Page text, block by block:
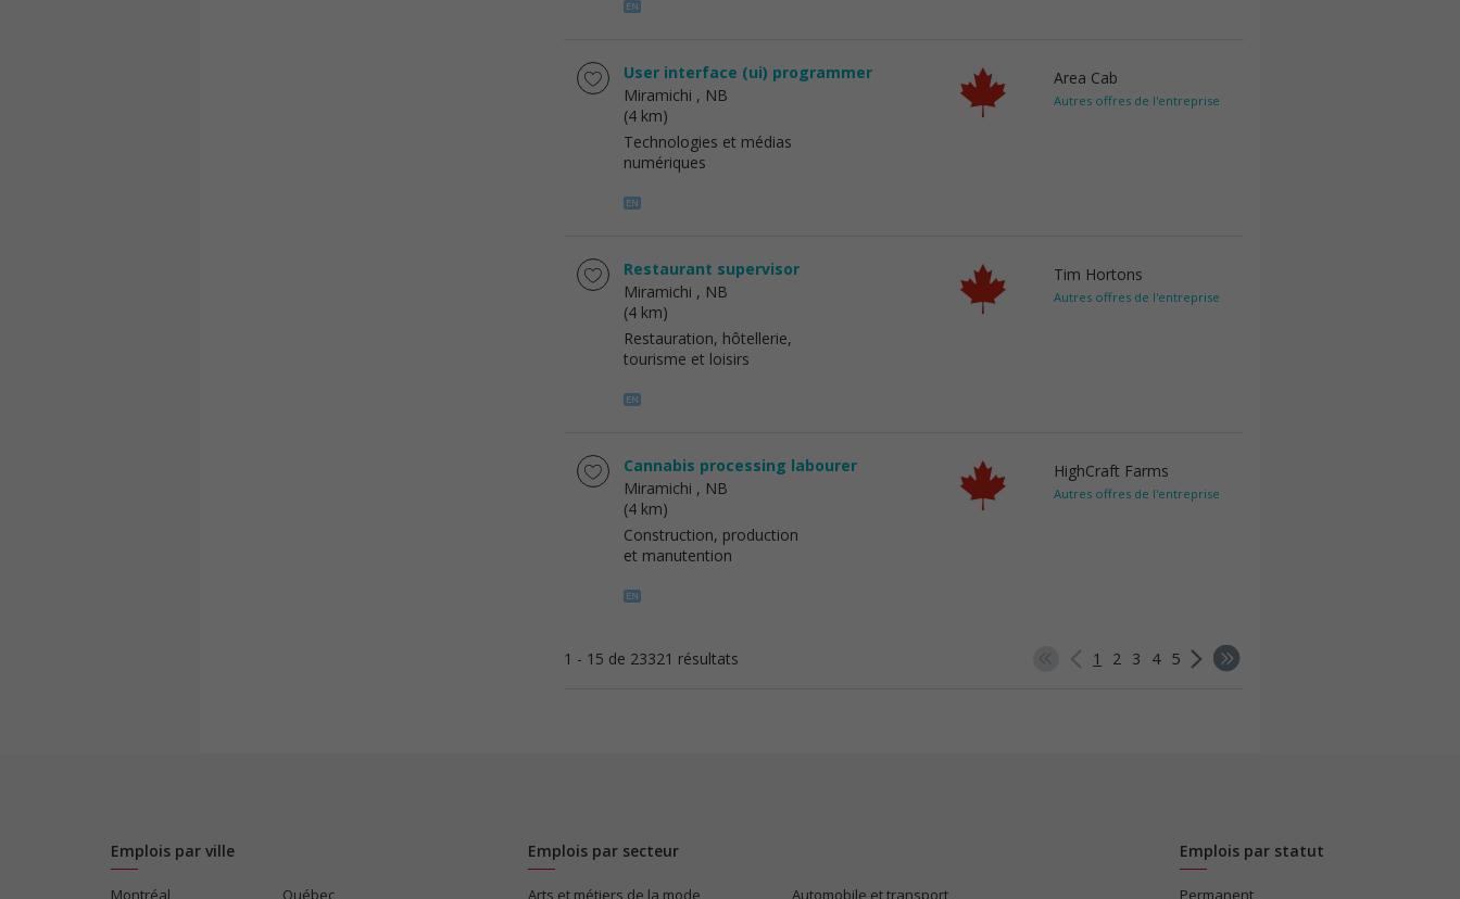
User interface (ui) programmer
Miramichi , NB
(4 km)
Technologies et médias
numériques
Area Cab
Autres offres de l'entreprise
Restaurant supervisor
Miramichi , NB
(4 km)
Restauration, hôtellerie,
tourisme et loisirs
Tim Hortons
Autres offres de l'entreprise
Cannabis processing labourer
Miramichi , NB
(4 km)
Construction, production
et manutention
HighCraft Farms
Autres offres de l'entreprise
1 - 15 de 23321 résultats 1 2 3 4 5
Emplois par ville
Montréal Québec
Emplois par secteur
Arts et métiers de la mode Automobile et transport
Emplois par statut
Permanent